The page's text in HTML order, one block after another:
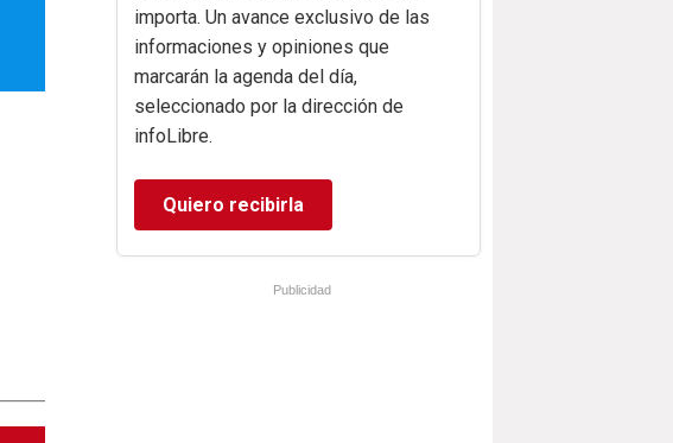
importa. Un avance exclusivo de las
informaciones y opiniones que
marcarán la agenda del día,
seleccionado por la dirección de
infoLibre.
Quiero recibirla
Publicidad